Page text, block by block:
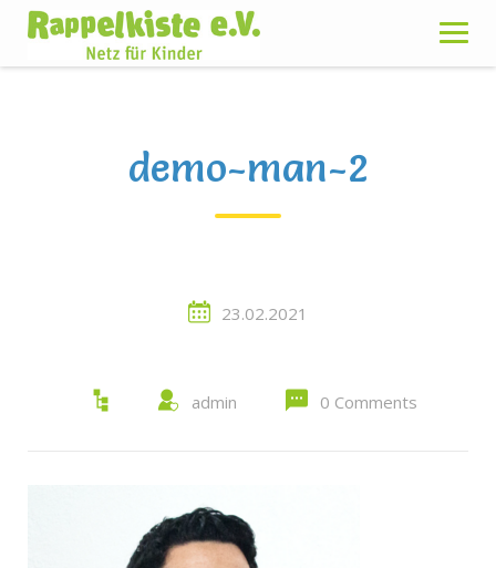
Skip
content
demo-man-2
23.02.2021
admin 0 Comments